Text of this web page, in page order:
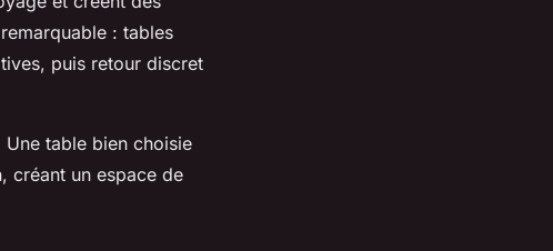
: tables
puis retour discret
Une table bien choisie
créant un espace de